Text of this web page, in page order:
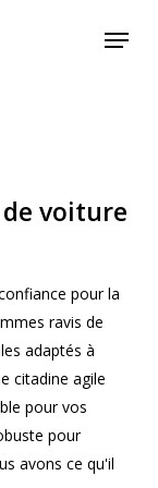
Menu
voiture
pour la
ravis de
adaptés à
citadine agile
pour vos
pour
avons ce qu'il